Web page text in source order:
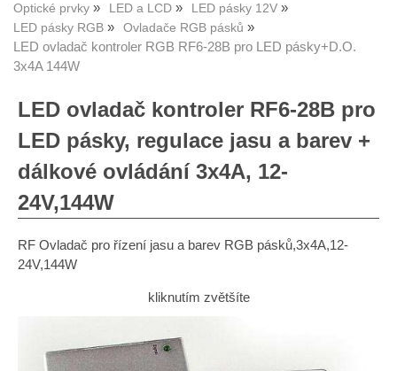
Optické prvky
LED a LCD
LED pásky 12V
LED pásky RGB
Ovladače RGB pásků
LED ovladač kontroler RGB RF6-28B pro LED pásky+D.O.
3x4A 144W
LED ovladač kontroler RF6-28B pro
LED pásky, regulace jasu a barev +
dálkové ovládání 3x4A, 12-
24V,144W
RF Ovladač pro řízení jasu a barev RGB pásků,3x4A,12-
24V,144W
kliknutím zvětšíte